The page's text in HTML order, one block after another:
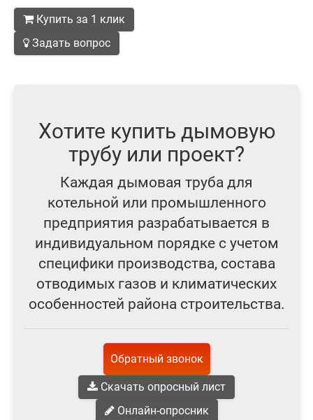
Купить за 1 клик
Задать вопрос
Хотите купить дымовую
трубу или проект?
Каждая дымовая труба для
котельной или промышленного
предприятия разрабатывается в
индивидуальном порядке с учетом
специфики производства, состава
отводимых газов и климатических
особенностей района строительства.
Обратный звонок
Скачать опросный лист
Онлайн-опросник